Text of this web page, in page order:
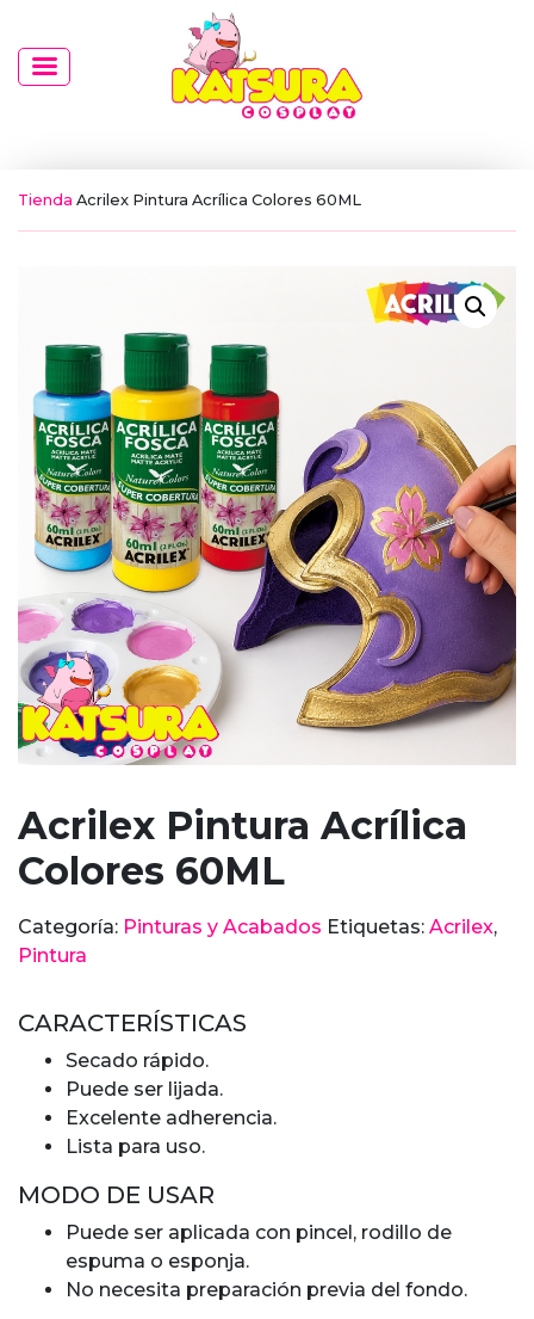
Tienda Acrilex Pintura Acrílica Colores 60ML
Acrilex Pintura Acrílica
Colores 60ML
CARACTERÍSTICAS
Secado rápido.
Puede ser lijada.
Excelente adherencia.
Lista para uso.
MODO DE USAR
Puede ser aplicada con pincel, rodillo de
espuma o esponja.
No necesita preparación previa del fondo.
Categoría: Pinturas y Acabados Etiquetas: Acrilex,
Pintura